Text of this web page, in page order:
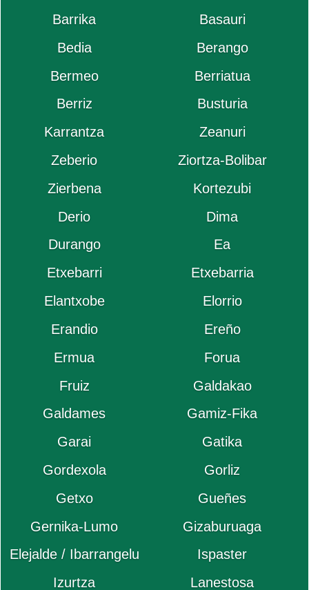
Barrika
Basauri
Bedia
Berango
Bermeo
Berriatua
Berriz
Busturia
Karrantza
Zeanuri
Zeberio
Ziortza-Bolibar
Zierbena
Kortezubi
Derio
Dima
Durango
Ea
Etxebarri
Etxebarria
Elantxobe
Elorrio
Erandio
Ereño
Ermua
Forua
Fruiz
Galdakao
Galdames
Gamiz-Fika
Garai
Gatika
Gordexola
Gorliz
Getxo
Gueñes
Gernika-Lumo
Gizaburuaga
Elejalde / Ibarrangelu
Ispaster
Izurtza
Lanestosa